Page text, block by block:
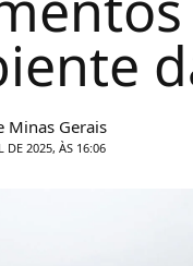
Minas Gerais
DE 2025, ÀS 16:06